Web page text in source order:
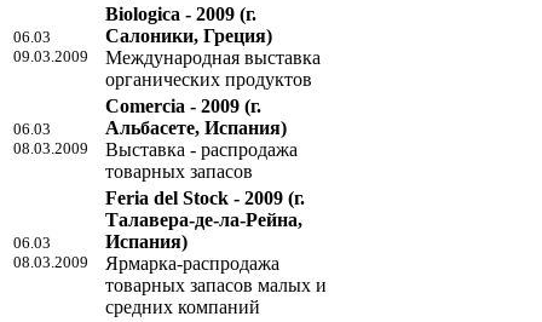
06.03
09.03.2009
Biologica - 2009 (г.
Салоники, Греция)
Международная выставка
органических продуктов
06.03
08.03.2009
Comercia - 2009 (г.
Альбасете, Испания)
Выставка - распродажа
товарных запасов
06.03
08.03.2009
Feria del Stock - 2009 (г.
Талавера-де-ла-Рейна,
Испания)
Ярмарка-распродажа
товарных запасов малых и
средних компаний